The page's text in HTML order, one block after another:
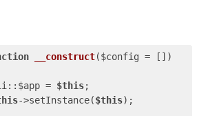
__construct($config = [])
=
$this;
->setInstance($this);